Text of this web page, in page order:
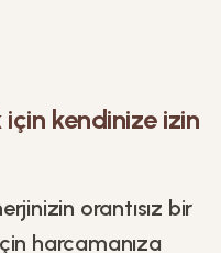
kendinize izin
orantısız bir
harcamanıza